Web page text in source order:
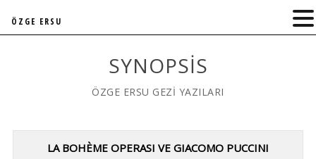
SYNOPSIS
ÖZGE ERSU GEZİ YAZILARI
LA BOHÈME OPERASI VE GIACOMO PUCCINI
ÖZGE ERSU